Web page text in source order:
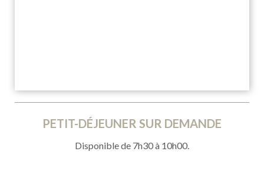
PETIT-DÉJEUNER SUR DEMANDE
Disponible de 7h30 à 10h00.